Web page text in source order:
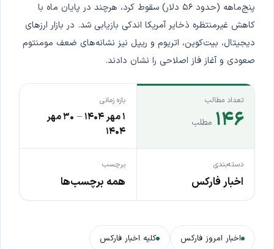
پنج‌ماهه (حدود ۵۶ دلار) سقوط کرد، هرچند در پایان ماه با
کاهش غیرمنتظره ذخایر آمریکا اندکی بازیابی شد. در بازار ارزهای
دیجیتال، بیت‌کوین، اتریوم و ریپل نیز نشانه‌های ضعف مومنتوم
صعودی و آغاز فاز اصلاحی را نشان دادند.
تعداد مطالب
۱۴۶ مطلب
بازه زمانی
۱ مهر ۱۴۰۴ –
۳۰ مهر
۱۴۰۴
دسته‌بندی
اخبار فارکس
برچسب
همه برچسب‌ها
اخبار امروز فارکس کلیه اخبار فارکس